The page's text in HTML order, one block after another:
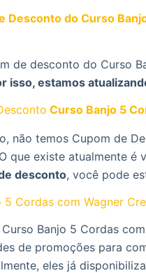
Desconto do Curso
de desconto do Curso
isso, estamos
Curso Banjo 5
não temos Cupom de
que existe atualmente é
desconto, você pode
5 Cordas com Wagner
Banjo 5 Cordas
de promoções para
eles já